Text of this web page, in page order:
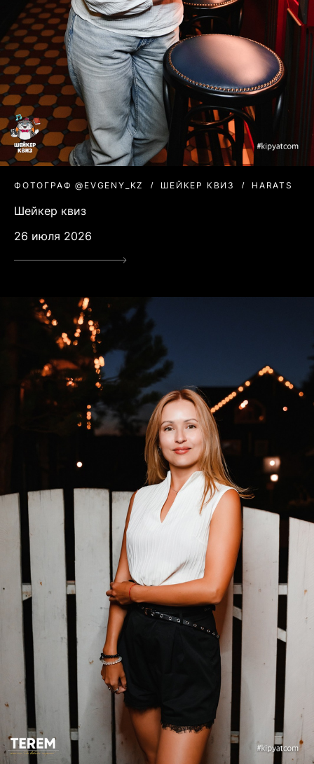
ФОТОГРАФ @EVGENY_KZ ШЕЙКЕР КВИЗ HARATS
Шейкер квиз
26 июля 2026